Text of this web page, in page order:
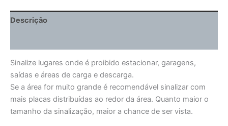
Descrição
Sinalize lugares onde é proibido estacionar, garagens,
saídas e áreas de carga e descarga.
Se a área for muito grande é recomendável sinalizar com
mais placas distribuídas ao redor da área. Quanto maior o
tamanho da sinalização, maior a chance de ser vista.